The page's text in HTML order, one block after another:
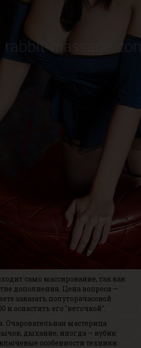
само массирование, так как
дополнения. Цена вопроса —
заказать полуторачасовой
и оснастить его "веточкой".
Очаровательная мастерица
дыхание, иногда — кубик
особенности техники: